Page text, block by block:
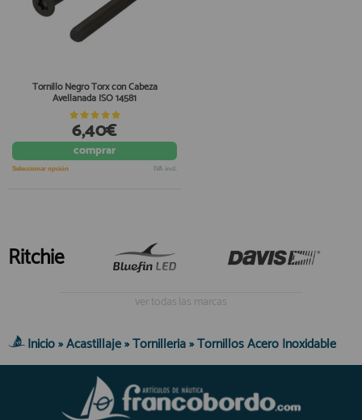
Tornillo Negro Torx con Cabeza
Avellanada ISO 14581
6,40€
comprar
Seleccionar opción IVA incl.
Ritchie
ver todas las marcas
Inicio»Acastillaje»Tornilleria»Tornillos Acero Inoxidable